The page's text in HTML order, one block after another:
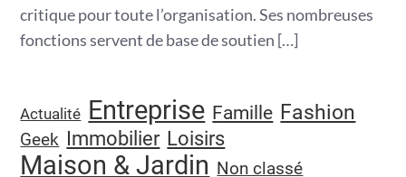
critique pour toute l’organisation. Ses nombreuses
fonctions servent de base de soutien […]
Actualité Entreprise Famille Fashion
Geek Immobilier Loisirs
Maison & Jardin Non classé